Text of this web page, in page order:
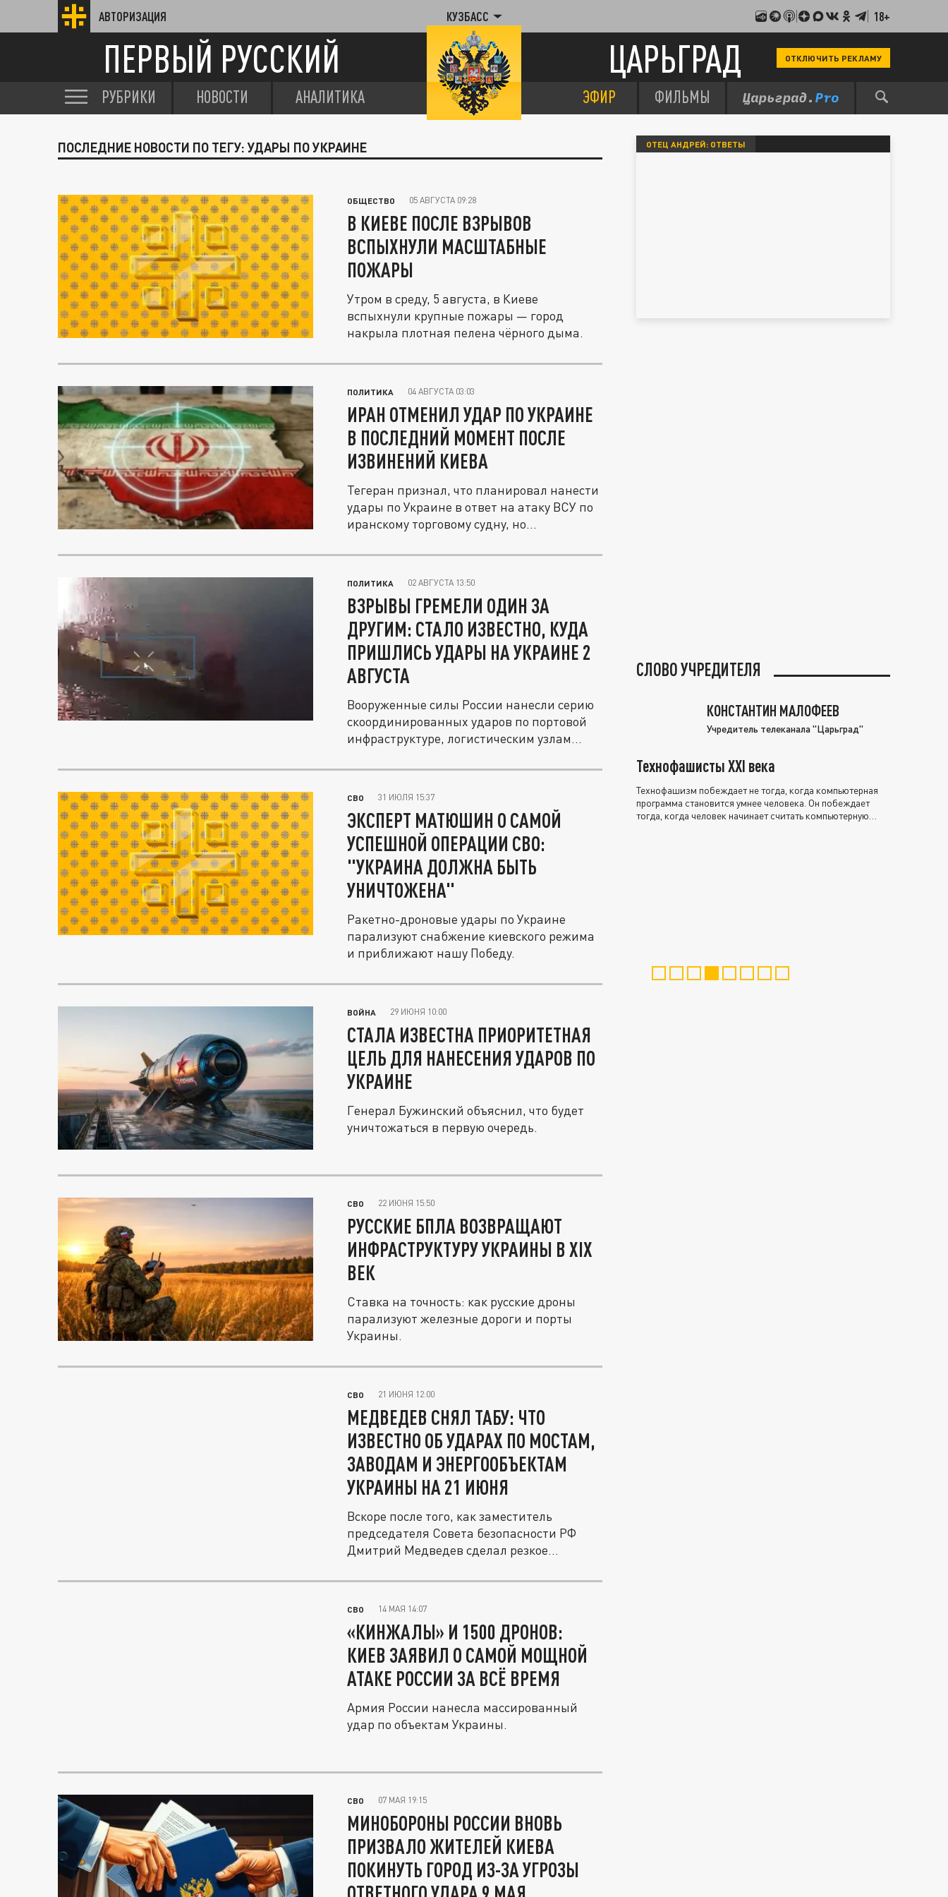
АВТОРИЗАЦИЯ КУЗБАСС 18+
ПЕРВЫЙ РУССКИЙ ЦАРЬГРАД ОТКЛЮЧИТЬ РЕКЛАМУ
РУБРИКИ НОВОСТИ АНАЛИТИКА ЭФИР ФИЛЬМЫ
ПОСЛЕДНИЕ НОВОСТИ ПО ТЕГУ: УДАРЫ ПО УКРАИНЕ
ОБЩЕСТВО 05 АВГУСТА 09:28
В КИЕВЕ ПОСЛЕ ВЗРЫВОВ
ВСПЫХНУЛИ МАСШТАБНЫЕ
ПОЖАРЫ
Утром в среду, 5 августа, в Киеве
вспыхнули крупные пожары — город
накрыла плотная пелена чёрного дыма.
ПОЛИТИКА 04 АВГУСТА 03:03
ИРАН ОТМЕНИЛ УДАР ПО УКРАИНЕ
В ПОСЛЕДНИЙ МОМЕНТ ПОСЛЕ
ИЗВИНЕНИЙ КИЕВА
Тегеран признал, что планировал нанести
удары по Украине в ответ на атаку ВСУ по
иранскому торговому судну, но...
ПОЛИТИКА 02 АВГУСТА 13:50
ВЗРЫВЫ ГРЕМЕЛИ ОДИН ЗА
ДРУГИМ: СТАЛО ИЗВЕСТНО, КУДА
ПРИШЛИСЬ УДАРЫ НА УКРАИНЕ 2
АВГУСТА
Вооруженные силы России нанесли серию
скоординированных ударов по портовой
инфраструктуре, логистическим узлам...
СВО 31 ИЮЛЯ 15:37
ЭКСПЕРТ МАТЮШИН О САМОЙ
УСПЕШНОЙ ОПЕРАЦИИ СВО:
"УКРАИНА ДОЛЖНА БЫТЬ
УНИЧТОЖЕНА"
Ракетно-дроновые удары по Украине
парализуют снабжение киевского режима
и приближают нашу Победу.
ВОЙНА 29 ИЮНЯ 10:00
СТАЛА ИЗВЕСТНА ПРИОРИТЕТНАЯ
ЦЕЛЬ ДЛЯ НАНЕСЕНИЯ УДАРОВ ПО
УКРАИНЕ
Генерал Бужинский объяснил, что будет
уничтожаться в первую очередь.
СВО 22 ИЮНЯ 15:50
РУССКИЕ БПЛА ВОЗВРАЩАЮТ
ИНФРАСТРУКТУРУ УКРАИНЫ В XIX
ВЕК
Ставка на точность: как русские дроны
парализуют железные дороги и порты
Украины.
СВО 21 ИЮНЯ 12:00
МЕДВЕДЕВ СНЯЛ ТАБУ: ЧТО
ИЗВЕСТНО ОБ УДАРАХ ПО МОСТАМ,
ЗАВОДАМ И ЭНЕРГООБЪЕКТАМ
УКРАИНЫ НА 21 ИЮНЯ
Вскоре после того, как заместитель
председателя Совета безопасности РФ
Дмитрий Медведев сделал резкое...
СВО 14 МАЯ 14:07
«КИНЖАЛЫ» И 1500 ДРОНОВ:
КИЕВ ЗАЯВИЛ О САМОЙ МОЩНОЙ
АТАКЕ РОССИИ ЗА ВСЁ ВРЕМЯ
Армия России нанесла массированный
удар по объектам Украины.
СВО 07 МАЯ 19:15
МИНОБОРОНЫ РОССИИ ВНОВЬ
ПРИЗВАЛО ЖИТЕЛЕЙ КИЕВА
ПОКИНУТЬ ГОРОД ИЗ-ЗА УГРОЗЫ
ОТЕЦ АНДРЕЙ: ОТВЕТЫ
СЛОВО УЧРЕДИТЕЛЯ
КОНСТАНТИН МАЛОФЕЕВ
Учредитель телеканала "Царьград"
Технофашисты XXI века
Технофашизм побеждает не тогда, когда компьютерная
программа становится умнее человека. Он побеждает
тогда, когда человек начинает считать компьютерную